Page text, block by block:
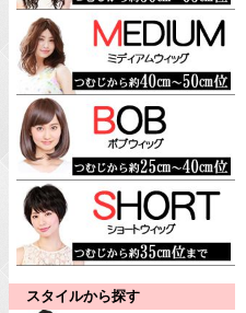
スタイルから探す